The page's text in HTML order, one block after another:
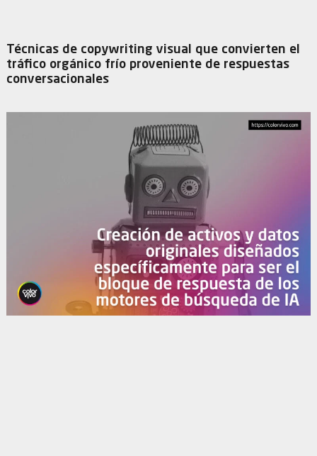
Técnicas de copywriting visual que convierten el
tráfico orgánico frío proveniente de respuestas
conversacionales